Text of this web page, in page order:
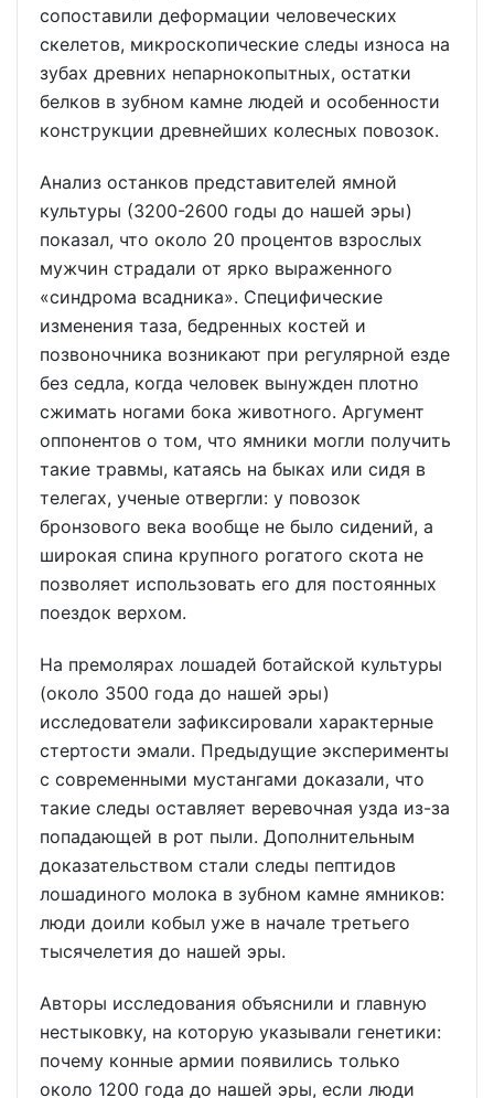
сопоставили деформации человеческих
скелетов, микроскопические следы износа на
зубах древних непарнокопытных, остатки
белков в зубном камне людей и особенности
конструкции древнейших колесных повозок.
Анализ останков представителей ямной
культуры (3200-2600 годы до нашей эры)
показал, что около 20 процентов взрослых
мужчин страдали от ярко выраженного
«синдрома всадника». Специфические
изменения таза, бедренных костей и
позвоночника возникают при регулярной езде
без седла, когда человек вынужден плотно
сжимать ногами бока животного. Аргумент
оппонентов о том, что ямники могли получить
такие травмы, катаясь на быках или сидя в
телегах, ученые отвергли: у повозок
бронзового века вообще не было сидений, а
широкая спина крупного рогатого скота не
позволяет использовать его для постоянных
поездок верхом.
На премолярах лошадей ботайской культуры
(около 3500 года до нашей эры)
исследователи зафиксировали характерные
стертости эмали. Предыдущие эксперименты
с современными мустангами доказали, что
такие следы оставляет веревочная узда из-за
попадающей в рот пыли. Дополнительным
доказательством стали следы пептидов
лошадиного молока в зубном камне ямников:
люди доили кобыл уже в начале третьего
тысячелетия до нашей эры.
Авторы исследования объяснили и главную
нестыковку, на которую указывали генетики:
почему конные армии появились только
около 1200 года до нашей эры, если люди